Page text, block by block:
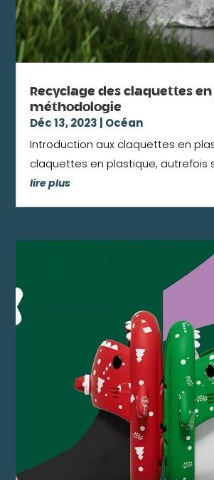
Recyclage des claquettes
méthodologie
Déc 13, 2023
Océan
Introduction aux claquettes en
claquettes en plastique, autrefois
lire plus